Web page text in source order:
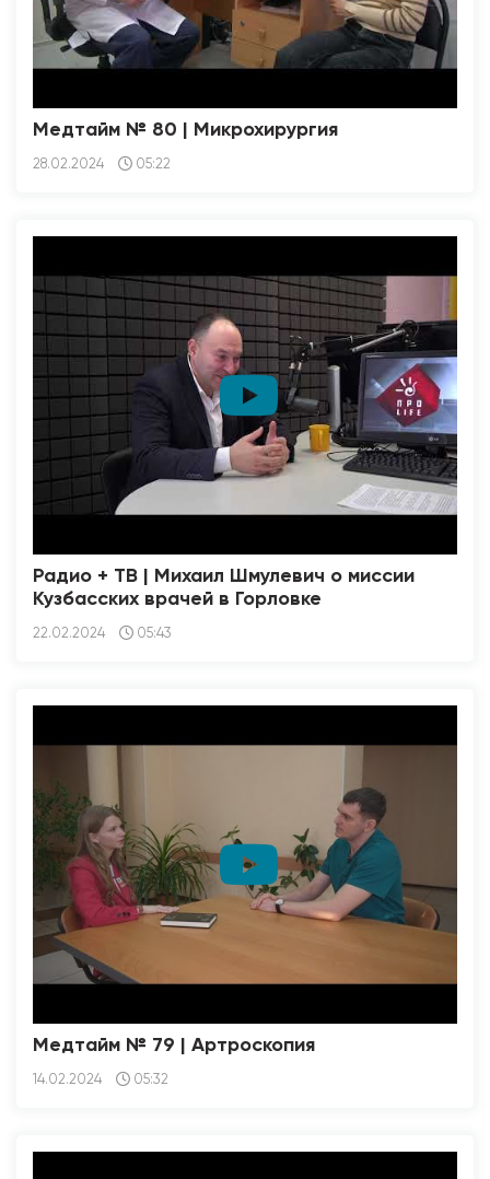
Медтайм № 80 | Микрохирургия
28.02.2024 05:22
Радио + ТВ | Михаил Шмулевич о миссии
Кузбасских врачей в Горловке
22.02.2024 05:43
Медтайм № 79 | Артроскопия
14.02.2024 05:32